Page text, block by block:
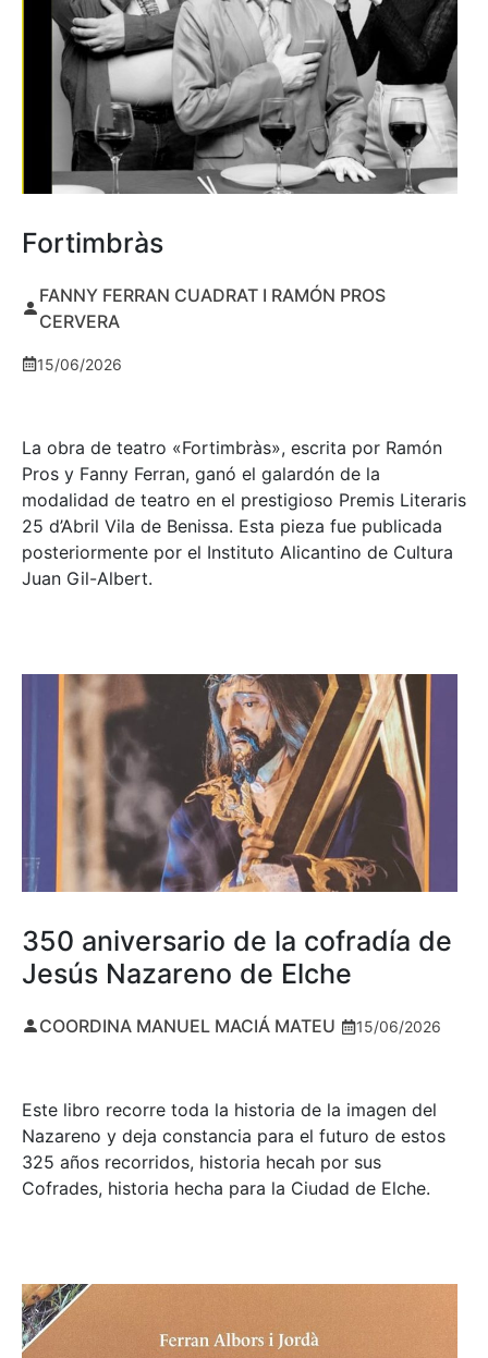
Fortimbràs
FANNY FERRAN CUADRAT I RAMÓN PROS
CERVERA
15/06/2026
La obra de teatro «Fortimbràs», escrita por Ramón
Pros y Fanny Ferran, ganó el galardón de la
modalidad de teatro en el prestigioso Premis Literaris
25 d’Abril Vila de Benissa. Esta pieza fue publicada
posteriormente por el Instituto Alicantino de Cultura
Juan Gil-Albert.
350 aniversario de la cofradía de
Jesús Nazareno de Elche
COORDINA MANUEL MACIÁ MATEU 15/06/2026
Este libro recorre toda la historia de la imagen del
Nazareno y deja constancia para el futuro de estos
325 años recorridos, historia hecah por sus
Cofrades, historia hecha para la Ciudad de Elche.